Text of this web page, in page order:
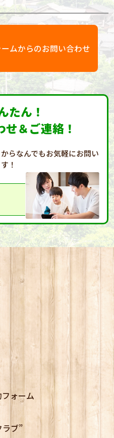
ムからのお問い合わせ
たん！
せ＆ご連絡！
らなんでもお気軽にお問い
！
ォーム
ラブ”